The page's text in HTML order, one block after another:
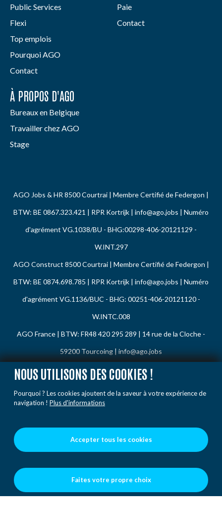
NOUS UTILISONS DES COOKIES !
Pourquoi ? Les cookies ajoutent de la saveur à votre expérience de
navigation ! Plus d'informations
Accepter tous les cookies
Faites votre propre choix
Public Services
Flexi
Top emplois
Pourquoi AGO
Contact
Paie
Contact
À PROPOS D'AGO
Bureaux en Belgique
Travailler chez AGO
Stage
AGO Jobs & HR 8500 Courtrai | Membre Certifié de Federgon |
BTW: BE 0867.323.421 | RPR Kortrijk | info@ago.jobs | Numéro
d'agrément VG.1038/BU - BHG:00298-406-20121129 -
W.INT.297
AGO Construct 8500 Courtrai | Membre Certifié de Federgon |
BTW: BE 0874.698.785 | RPR Kortrijk | info@ago.jobs | Numéro
d'agrément VG.1136/BUC - BHG: 00251-406-20121120 -
W.INTC.008
AGO France | BTW: FR48 420 295 289 | 14 rue de la Cloche -
59200 Tourcoing | info@ago.jobs
Politique de confidentialité
Politique de cookies
Plainte / Rapporter
Conditions